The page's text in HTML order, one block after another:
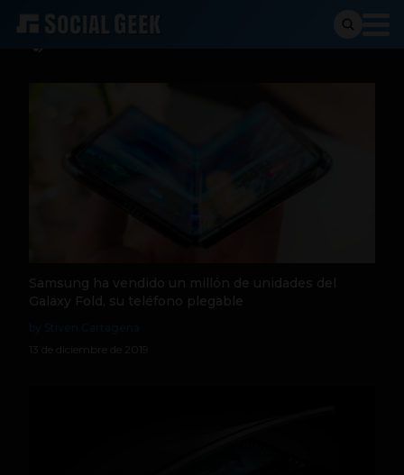
Samsung ha vendido un millón de unidades del
Galaxy Fold, su teléfono plegable
13 de diciembre de 2019